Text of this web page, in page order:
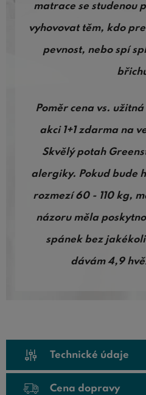
matrace se studenou
vyhovovat těm, kdo
pevnost, nebo spí
Poměr cena vs.
akci 1+1 zdarma na
Skvělý potah
alergiky. Pokud bude
rozmezí 60 - 110 kg,
názoru měla
spánek bez
dávám 4,9
Technické údaje
Cena dopravy